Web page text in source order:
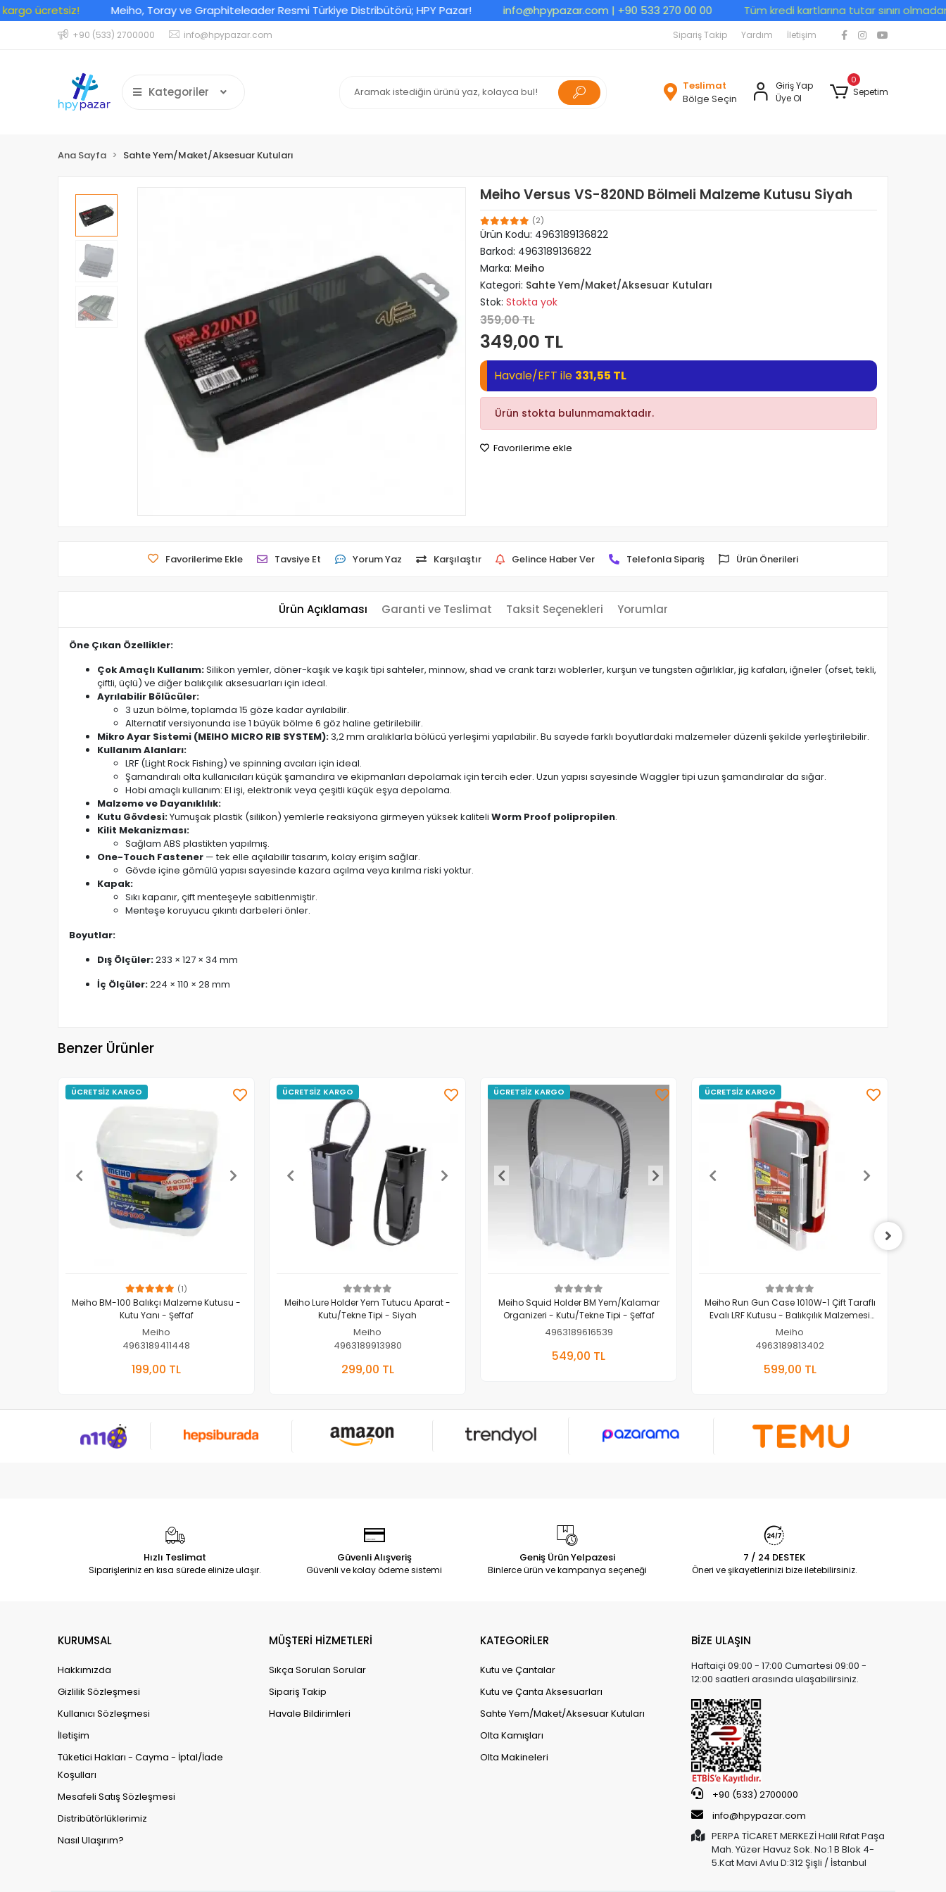
ücretsiz! Meiho, Toray ve Graphiteleader Resmi Türkiye Distribütörü; HPY Pazar! info@hpypazar.com| +90 533 270 00 00 Tüm kredi kartlarına tutar sınırı olmadan
+90 (533) 2700000 info@hpypazar.com Sipariş Takip Yardım İletişim
Kategoriler
Teslimat
Bölge Seçin
Giriş Yap
Üye Ol
0
Sepetim
Ana Sayfa Sahte Yem/Maket/Aksesuar Kutuları
Meiho Versus VS-820ND Bölmeli Malzeme Kutusu Siyah
(2)
Ürün Kodu: 4963189136822
Barkod: 4963189136822
Marka: Meiho
Kategori: Sahte Yem/Maket/Aksesuar Kutuları
Stok: Stokta yok
359,00 TL
349,00 TL
Havale/EFT ile 331,55 TL
Ürün stokta bulunmamaktadır.
Favorilerime ekle
Favorilerime Ekle Tavsiye Et Yorum Yaz Karşılaştır Gelince Haber Ver Telefonla Sipariş Ürün Önerileri
Ürün Açıklaması Garanti ve Teslimat Taksit Seçenekleri Yorumlar
Öne Çıkan Özellikler:
Çok Amaçlı Kullanım:Silikon yemler, döner-kaşık ve kaşık tipi sahteler, minnow, shad ve crank tarzı woblerler, kurşun ve tungsten ağırlıklar, jig kafaları, iğneler (ofset, tekli,
çiftli, üçlü) ve diğer balıkçılık aksesuarları için ideal.
Ayrılabilir Bölücüler:
3 uzun bölme, toplamda 15 göze kadar ayrılabilir.
Alternatif versiyonunda ise 1 büyük bölme 6 göz haline getirilebilir.
Mikro Ayar Sistemi (MEIHO MICRO RIB SYSTEM):3,2 mm aralıklarla bölücü yerleşimi yapılabilir. Bu sayede farklı boyutlardaki malzemeler düzenli şekilde yerleştirilebilir.
Kullanım Alanları:
LRF (Light Rock Fishing) ve spinning avcıları için ideal.
Şamandıralı olta kullanıcıları küçük şamandıra ve ekipmanları depolamak için tercih eder. Uzun yapısı sayesinde Waggler tipi uzun şamandıralar da sığar.
Hobi amaçlı kullanım: El işi, elektronik veya çeşitli küçük eşya depolama.
Malzeme ve Dayanıklılık:
Kutu Gövdesi:Yumuşak plastik (silikon) yemlerle reaksiyona girmeyen yüksek kaliteli Worm Proof polipropilen.
Kilit Mekanizması:
Sağlam ABS plastikten yapılmış.
One-Touch Fastener — tek elle açılabilir tasarım, kolay erişim sağlar.
Gövde içine gömülü yapısı sayesinde kazara açılma veya kırılma riski yoktur.
Kapak:
Sıkı kapanır, çift menteşeyle sabitlenmiştir.
Menteşe koruyucu çıkıntı darbeleri önler.
Boyutlar:
Dış Ölçüler:233 × 127 × 34 mm
İç Ölçüler:224 × 110 × 28 mm
Benzer Ürünler
ÜCRETSİZ KARGO
(1)
Meiho BM-100 Balıkçı Malzeme Kutusu -
Kutu Yanı - Şeffaf
Meiho
4963189411448
199,00 TL
ÜCRETSİZ KARGO
Meiho Lure Holder Yem Tutucu Aparat -
Kutu/Tekne Tipi - Siyah
Meiho
4963189913980
299,00 TL
ÜCRETSİZ KARGO
Meiho Squid Holder BM Yem/Kalamar
Organizeri - Kutu/Tekne Tipi - Şeffaf
4963189616539
549,00 TL
ÜCRETSİZ KARGO
Meiho Run Gun Case 1010W-1 Çift Taraflı
Evalı LRF Kutusu - Balıkçılık Malzemesi
Organizer -Kırmızı
Meiho
4963189813402
599,00 TL
Hızlı Teslimat
Siparişleriniz en kısa sürede elinize ulaşır.
Güvenli Alışveriş
Güvenli ve kolay ödeme sistemi
Geniş Ürün Yelpazesi
Binlerce ürün ve kampanya seçeneği
7 / 24 DESTEK
Öneri ve şikayetlerinizi bize iletebilirsiniz.
KURUMSAL
Hakkımızda
Gizlilik Sözleşmesi
Kullanıcı Sözleşmesi
İletişim
Tüketici Hakları - Cayma - İptal/İade
Koşulları
Mesafeli Satış Sözleşmesi
Distribütörlüklerimiz
Nasıl Ulaşırım?
MÜŞTERİ HİZMETLERİ
Sıkça Sorulan Sorular
Sipariş Takip
Havale Bildirimleri
KATEGORİLER
Kutu ve Çantalar
Kutu ve Çanta Aksesuarları
Sahte Yem/Maket/Aksesuar Kutuları
Olta Kamışları
Olta Makineleri
BİZE ULAŞIN
Haftaiçi 09:00 - 17:00 Cumartesi 09:00 -
12:00 saatleri arasında ulaşabilirsiniz.
+90 (533) 2700000
info@hpypazar.com
PERPA TİCARET MERKEZİ Halil Rıfat Paşa
Mah. Yüzer Havuz Sok. No:1 B Blok 4-
5.Kat Mavi Avlu D:312 Şişli / İstanbul